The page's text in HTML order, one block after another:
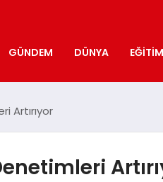
GÜNDEM DÜNYA EĞITIM
Artırıyor